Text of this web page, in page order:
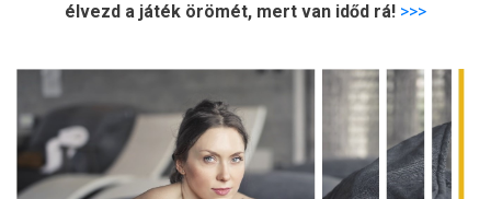
élvezd a játék örömét, mert van időd rá! >>>